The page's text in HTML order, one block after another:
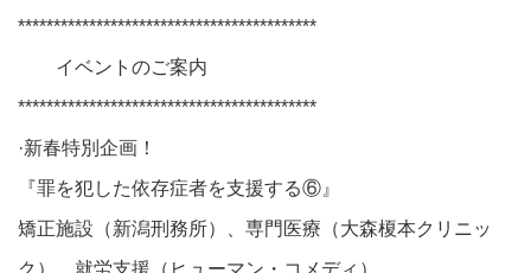
******************************************
イベントのご案内
******************************************
·新春特別企画！
『罪を犯した依存症者を支援する⑥』
矯正施設（新潟刑務所）、専門医療（大森榎本クリニッ
ク）、就労支援（ヒューマン・コメディ）